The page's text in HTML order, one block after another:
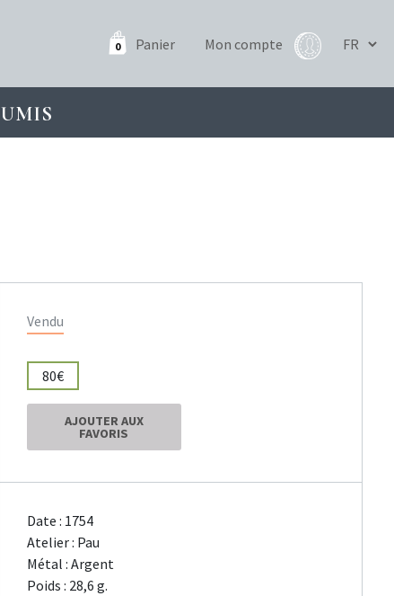
0 Panier Mon compte
Vendu
80€
AJOUTER AUX
FAVORIS
Date : 1754
Atelier : Pau
Métal : Argent
Poids : 28,6 g.